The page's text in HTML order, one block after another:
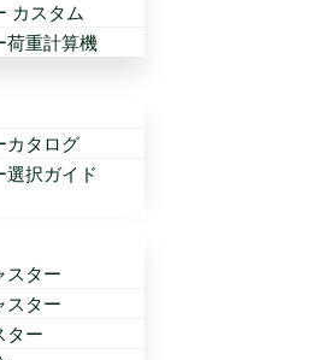
カスタム
荷重計算機
カタログ
選択ガイド
スター
スター
ター